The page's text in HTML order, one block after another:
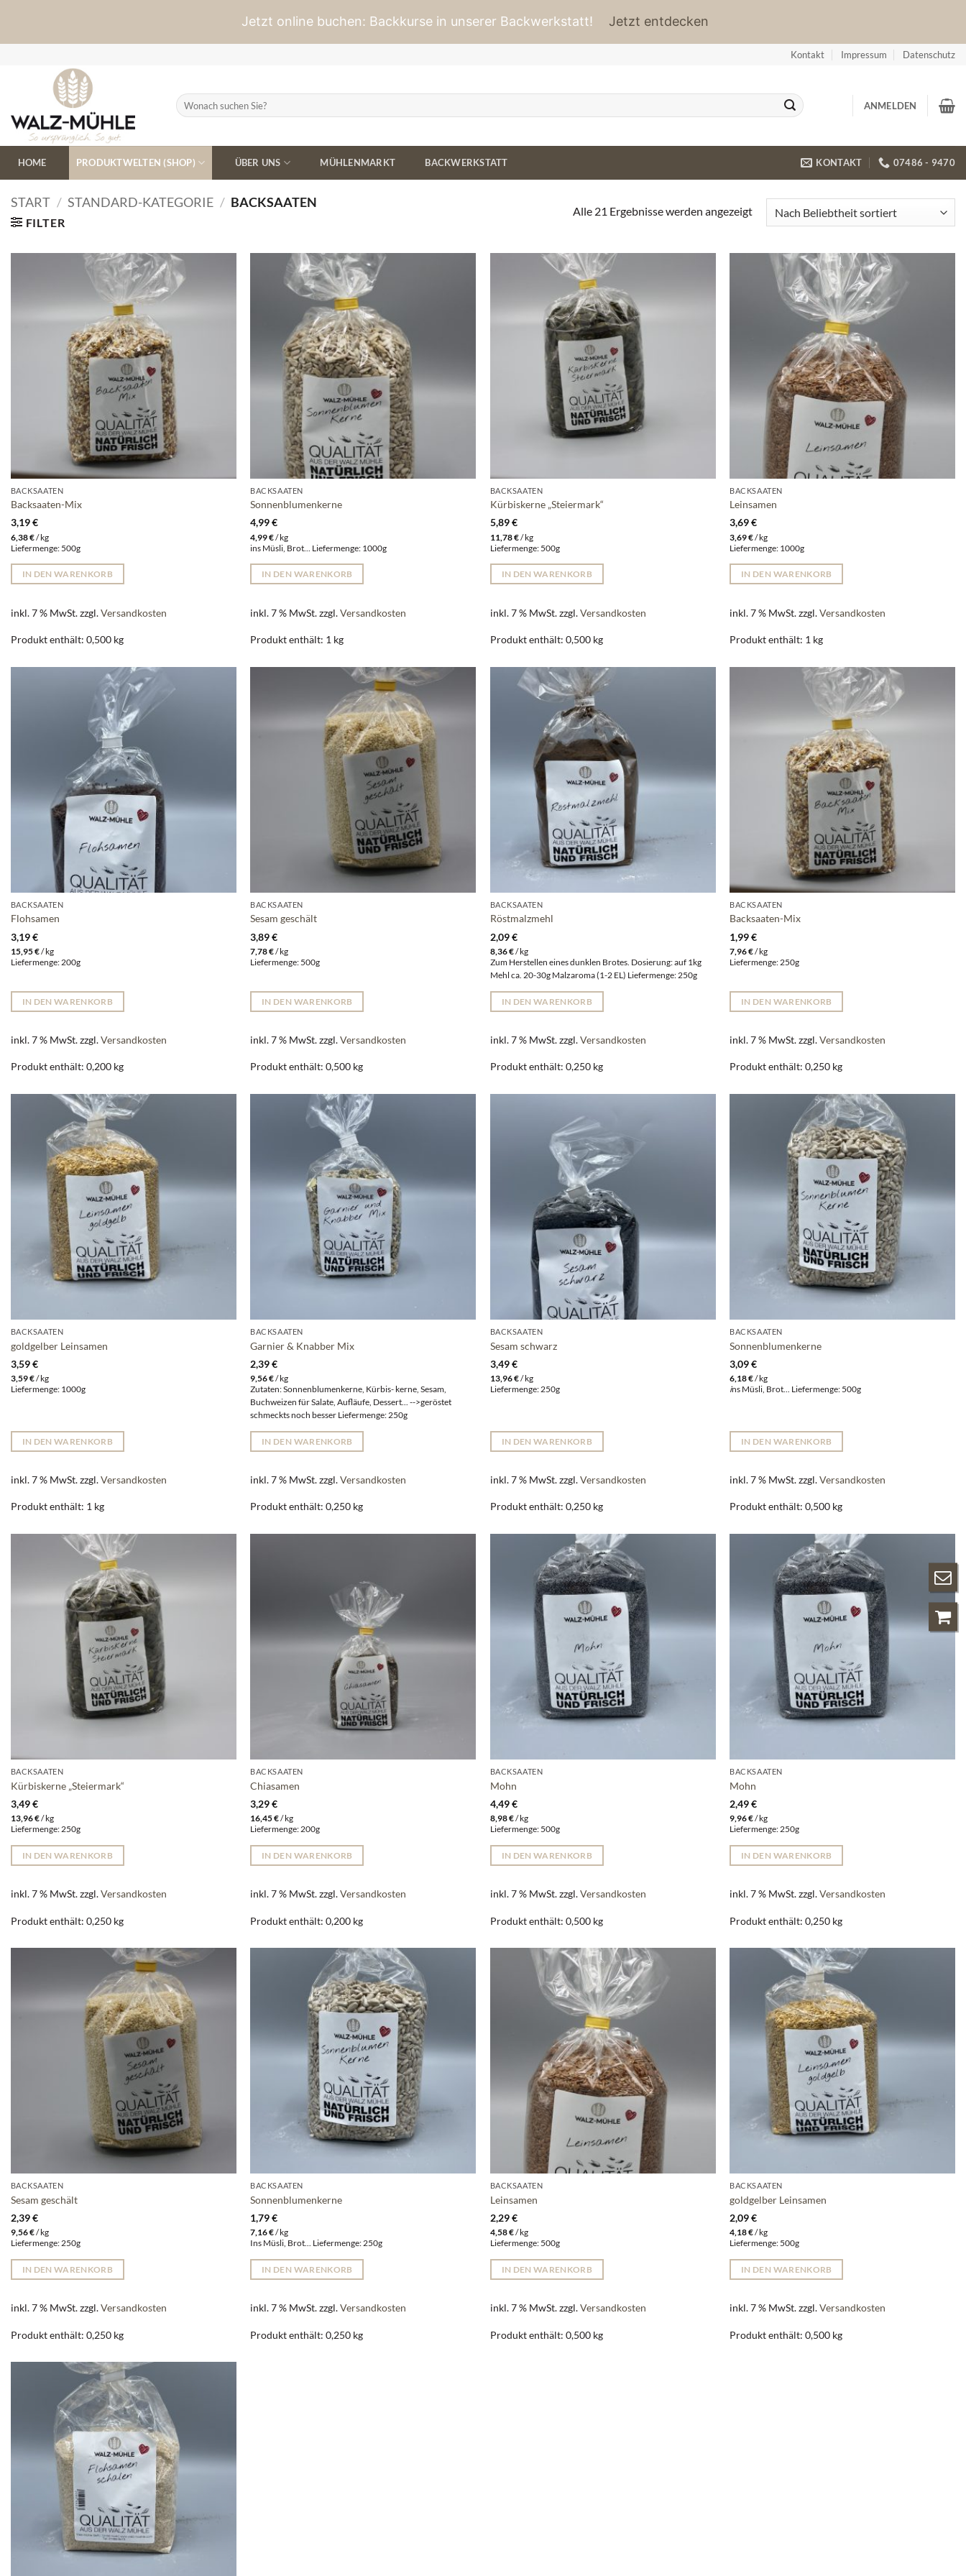
Jetzt online buchen: Backkurse in unserer Backwerkstatt! Jetzt entdecken
Kontakt Impressum Datenschutz
Suchen
nach:
ANMELDEN
HOME PRODUKTWELTEN (SHOP) ÜBER UNS MÜHLENMARKT BACKWERKSTATT KONTAKT 07486 - 9470
START / STANDARD-KATEGORIE / BACKSAATEN
FILTER
Alle 21 Ergebnisse werden angezeigtNach
Beliebtheit
BACKSAATEN
Backsaaten-Mix
3,19€
6,38€/kg
Liefermenge: 500g
IN DEN WARENKORB
inkl. 7 % MwSt.zzgl.Versandkosten
Produkt enthält: 0,500 kg
BACKSAATEN
Sonnenblumenkerne
4,99€
4,99€/kg
ins Müsli, Brot... Liefermenge: 1000g
IN DEN WARENKORB
inkl. 7 % MwSt.zzgl.Versandkosten
Produkt enthält: 1 kg
BACKSAATEN
Kürbiskerne „Steiermark“
5,89€
11,78€/kg
Liefermenge: 500g
IN DEN WARENKORB
inkl. 7 % MwSt.zzgl.Versandkosten
Produkt enthält: 0,500 kg
BACKSAATEN
Leinsamen
3,69€
3,69€/kg
Liefermenge: 1000g
IN DEN WARENKORB
inkl. 7 % MwSt.zzgl.Versandkosten
Produkt enthält: 1 kg
BACKSAATEN
Flohsamen
3,19€
15,95€/kg
Liefermenge: 200g
IN DEN WARENKORB
inkl. 7 % MwSt.zzgl.Versandkosten
Produkt enthält: 0,200 kg
BACKSAATEN
Sesam geschält
3,89€
7,78€/kg
Liefermenge: 500g
IN DEN WARENKORB
inkl. 7 % MwSt.zzgl.Versandkosten
Produkt enthält: 0,500 kg
BACKSAATEN
Röstmalzmehl
2,09€
8,36€/kg
Zum Herstellen eines dunklen Brotes. Dosierung: auf 1kg
Mehl ca. 20-30g Malzaroma (1-2 EL) Liefermenge: 250g
IN DEN WARENKORB
inkl. 7 % MwSt.zzgl.Versandkosten
Produkt enthält: 0,250 kg
BACKSAATEN
Backsaaten-Mix
1,99€
7,96€/kg
Liefermenge: 250g
IN DEN WARENKORB
inkl. 7 % MwSt.zzgl.Versandkosten
Produkt enthält: 0,250 kg
BACKSAATEN
goldgelber Leinsamen
3,59€
3,59€/kg
Liefermenge: 1000g
IN DEN WARENKORB
inkl. 7 % MwSt.zzgl.Versandkosten
Produkt enthält: 1 kg
BACKSAATEN
Garnier & Knabber Mix
2,39€
9,56€/kg
Zutaten: Sonnenblumenkerne, Kürbis- kerne, Sesam,
Buchweizen für Salate, Aufläufe, Dessert... -->geröstet
schmeckts noch besser Liefermenge: 250g
IN DEN WARENKORB
inkl. 7 % MwSt.zzgl.Versandkosten
Produkt enthält: 0,250 kg
BACKSAATEN
Sesam schwarz
3,49€
13,96€/kg
Liefermenge: 250g
IN DEN WARENKORB
inkl. 7 % MwSt.zzgl.Versandkosten
Produkt enthält: 0,250 kg
BACKSAATEN
Sonnenblumenkerne
3,09€
6,18€/kg
ins Müsli, Brot... Liefermenge: 500g
IN DEN WARENKORB
inkl. 7 % MwSt.zzgl.Versandkosten
Produkt enthält: 0,500 kg
BACKSAATEN
Kürbiskerne „Steiermark“
3,49€
13,96€/ kg
Liefermenge: 250g
IN DEN WARENKORB
inkl. 7 % MwSt.zzgl.Versandkosten
Produkt enthält: 0,250 kg
BACKSAATEN
Chiasamen
3,29€
16,45€/ kg
Liefermenge: 200g
IN DEN WARENKORB
inkl. 7 % MwSt.zzgl.Versandkosten
Produkt enthält: 0,200 kg
BACKSAATEN
Mohn
4,49€
8,98€/ kg
Liefermenge: 500g
IN DEN WARENKORB
inkl. 7 % MwSt.zzgl.Versandkosten
Produkt enthält: 0,500 kg
BACKSAATEN
Mohn
2,49€
9,96€/ kg
Liefermenge: 250g
IN DEN WARENKORB
inkl. 7 % MwSt.zzgl.Versandkosten
Produkt enthält: 0,250 kg
BACKSAATEN
Sesam geschält
2,39€
9,56€/ kg
Liefermenge: 250g
IN DEN WARENKORB
inkl. 7 % MwSt.zzgl.Versandkosten
Produkt enthält: 0,250 kg
BACKSAATEN
Sonnenblumenkerne
1,79€
7,16€/ kg
Ins Müsli, Brot... Liefermenge: 250g
IN DEN WARENKORB
inkl. 7 % MwSt.zzgl.Versandkosten
Produkt enthält: 0,250 kg
BACKSAATEN
Leinsamen
2,29€
4,58€/ kg
Liefermenge: 500g
IN DEN WARENKORB
inkl. 7 % MwSt.zzgl.Versandkosten
Produkt enthält: 0,500 kg
BACKSAATEN
goldgelber Leinsamen
2,09€
4,18€/ kg
Liefermenge: 500g
IN DEN WARENKORB
inkl. 7 % MwSt.zzgl.Versandkosten
Produkt enthält: 0,500 kg